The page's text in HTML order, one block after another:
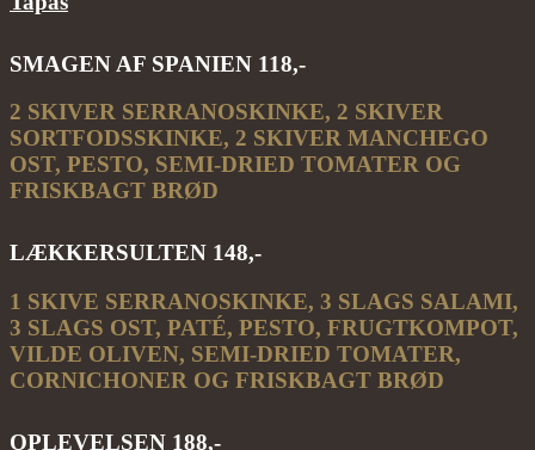
SMAGEN AF SPANIEN 118,-
2 SKIVER SERRANOSKINKE, 2 SKIVER
SORTFODSSKINKE, 2 SKIVER MANCHEGO
OST, PESTO, SEMI-DRIED TOMATER OG
FRISKBAGT BRØD
LÆKKERSULTEN 148,-
1 SKIVE SERRANOSKINKE, 3 SLAGS SALAMI,
3 SLAGS OST, PATÉ, PESTO, FRUGTKOMPOT,
VILDE OLIVEN, SEMI-DRIED TOMATER,
CORNICHONER OG FRISKBAGT BRØD
OPLEVELSEN 188,-